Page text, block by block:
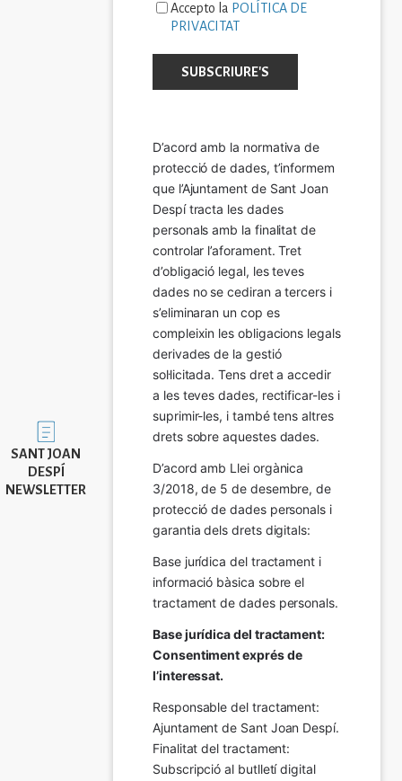
Imatge
SANT JOAN
DESPÍ
NEWSLETTER
Accepto la POLÍTICA DE
PRIVACITAT
D’acord amb la normativa de
protecció de dades, t’informem
que l’Ajuntament de Sant Joan
Despí tracta les dades
personals amb la finalitat de
controlar l’aforament. Tret
d’obligació legal, les teves
dades no se cediran a tercers i
s’eliminaran un cop es
compleixin les obligacions legals
derivades de la gestió
sol·licitada. Tens dret a accedir
a les teves dades, rectificar-les i
suprimir-les, i també tens altres
drets sobre aquestes dades.
D’acord amb Llei orgànica
3/2018, de 5 de desembre, de
protecció de dades personals i
garantia dels drets digitals:
Base jurídica del tractament i
informació bàsica sobre el
tractament de dades personals.
Base jurídica del tractament:
Consentiment exprés de
l’interessat.
Responsable del tractament:
Ajuntament de Sant Joan Despí.
Finalitat del tractament:
Subscripció al butlletí digital